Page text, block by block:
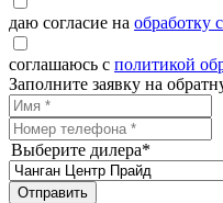
даю согласие на обработку
соглашаюсь с политикой
Заполните заявку на
Выберите дилера*
Отправить